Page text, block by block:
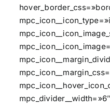
mpc_divider__width=»6″